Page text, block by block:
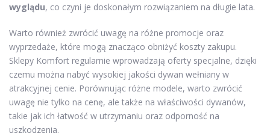
wyglądu, co czyni je doskonałym rozwiązaniem na długie lata.
Warto również zwrócić uwagę na różne promocje oraz
wyprzedaże, które mogą znacząco obniżyć koszty zakupu.
Sklepy Komfort regularnie wprowadzają oferty specjalne, dzięki
czemu można nabyć wysokiej jakości dywan wełniany w
atrakcyjnej cenie. Porównując różne modele, warto zwrócić
uwagę nie tylko na cenę, ale także na właściwości dywanów,
takie jak ich łatwość w utrzymaniu oraz odporność na
uszkodzenia.